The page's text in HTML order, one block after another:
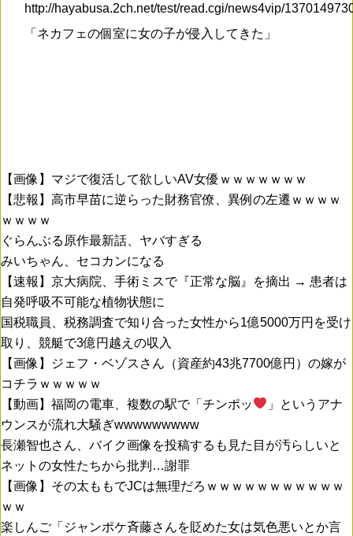
http://hayabusa.2ch.net/test/read.cgi/news4vip/
「ネカフェの個室に女の子が侵入してきた」
【画像】マジで復活して欲しいAV女優ｗｗｗｗｗｗｗ
【悲報】高市早苗に逆らった財務官僚、異例の左遷ｗｗｗｗ
ｗｗｗｗ
ぐらんぶる原作最新話、ヤバすぎる
みいちゃん、セコカンになる
【速報】京大病院、手術ミスで『正常な脳』を摘出 → 患者は
自発呼吸不可能な植物状態に
国税職員、税務調査で知り合った女性から1億5000万円を受け
取り、競艇で3億円越えの収入
【画像】ジェフ・ベゾスさん（資産約43兆7700億円）の嫁が
コチラｗｗｗｗｗ
【動画】福岡の電車、複数の駅で「チンポッ
」というアナ
ウンスが流れ大騒ぎwwwwwwwww
長瀬智也さん、バイク画像を投稿するも見た目が汚らしいと
ネットの女性たちから批判…謝罪
【画像】その太ももでJCは無理だろｗｗｗｗｗｗｗｗｗｗｗ
ｗｗ
楽しんご「ジャンポケ斉藤さんを貶めた女は気色悪いとか言